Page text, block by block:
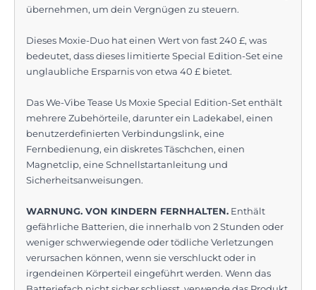
übernehmen, um dein Vergnügen zu steuern.
Dieses Moxie-Duo hat einen Wert von fast 240 £, was
bedeutet, dass dieses limitierte Special Edition-Set eine
unglaubliche Ersparnis von etwa 40 £ bietet.
Das We-Vibe Tease Us Moxie Special Edition-Set enthält
mehrere Zubehörteile, darunter ein Ladekabel, einen
benutzerdefinierten Verbindungslink, eine
Fernbedienung, ein diskretes Täschchen, einen
Magnetclip, eine Schnellstartanleitung und
Sicherheitsanweisungen.
WARNUNG. VON KINDERN FERNHALTEN. Enthält
gefährliche Batterien, die innerhalb von 2 Stunden oder
weniger schwerwiegende oder tödliche Verletzungen
verursachen können, wenn sie verschluckt oder in
irgendeinen Körperteil eingeführt werden. Wenn das